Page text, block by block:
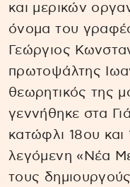
και μερικών
όνομα του
Γεώργιος
πρωτοψάλτης
θεωρητικός της
γεννήθηκε στα
κατώφλι 18ου και
λεγόμενη «Νέα
τους